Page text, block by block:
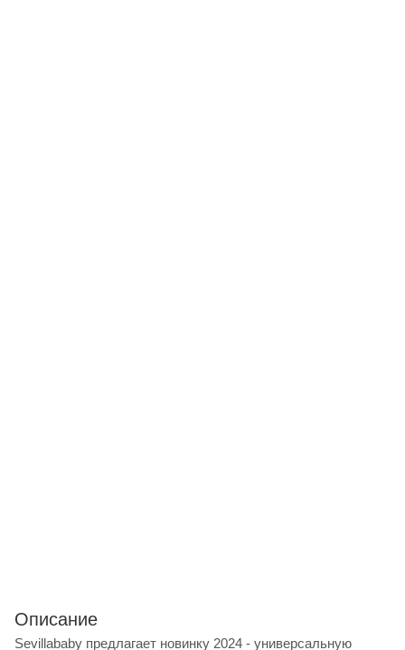
Описание
Sevillababy предлагает новинку 2024 - универсальную